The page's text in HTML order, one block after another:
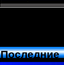
Последние